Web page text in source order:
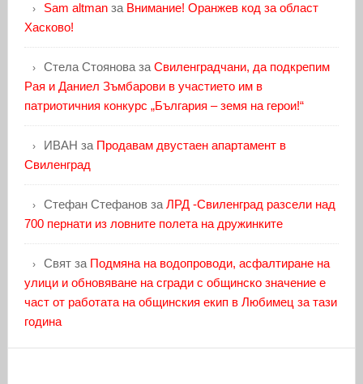
Sam altmanза Внимание! Оранжев код за област
Хасково!
Стела Стояноваза Свиленградчани, да подкрепим
Рая и Даниел Зъмбарови в участието им в
патриотичния конкурс „България – земя на герои!“
ИВАН за Продавам двустаен апартамент в
Свиленград
Стефан Стефановза ЛРД -Свиленград разсели над
700 пернати из ловните полета на дружинките
Святза Подмяна на водопроводи, асфалтиране на
улици и обновяване на сгради с общинско значение е
част от работата на общинския екип в Любимец за тази
година